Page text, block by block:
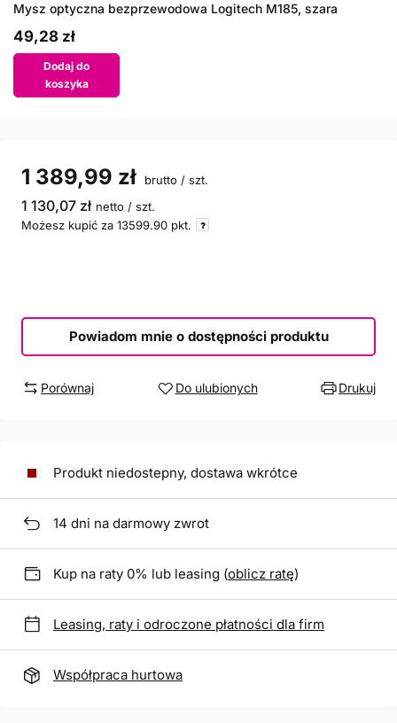
Mysz optyczna bezprzewodowa Logitech M185, szara
49,28 zł
Dodaj do
koszyka
1 389,99 zł brutto / szt.
1 130,07 zł netto / szt.
Możesz kupić za 13599.90 pkt.
Powiadom mnie o dostępności produktu
Porównaj Do ulubionych Drukuj
Produkt niedostepny, dostawa wkrótce
14 dni na darmowy zwrot
Kup na raty 0% lub leasing (oblicz ratę)
Leasing, raty i odroczone płatności dla firm
Współpraca hurtowa